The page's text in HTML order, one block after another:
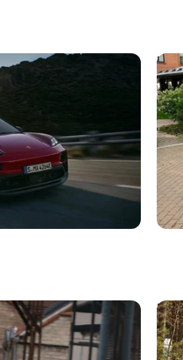
впервые
версию GTS
В
4
от топливного
замену
13